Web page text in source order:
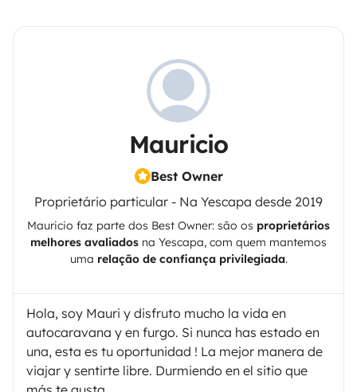
Mauricio
Best Owner
Proprietário particular - Na Yescapa desde 2019
Mauricio faz parte dos Best Owner: são os proprietários
melhores avaliados na Yescapa, com quem mantemos
uma relação de confiança privilegiada.
Hola, soy Mauri y disfruto mucho la vida en
autocaravana y en furgo. Si nunca has estado en
una, esta es tu oportunidad ! La mejor manera de
viajar y sentirte libre. Durmiendo en el sitio que